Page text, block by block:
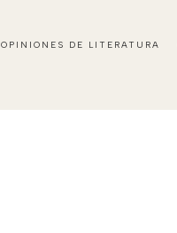
OPINIONES DE LITERATURA